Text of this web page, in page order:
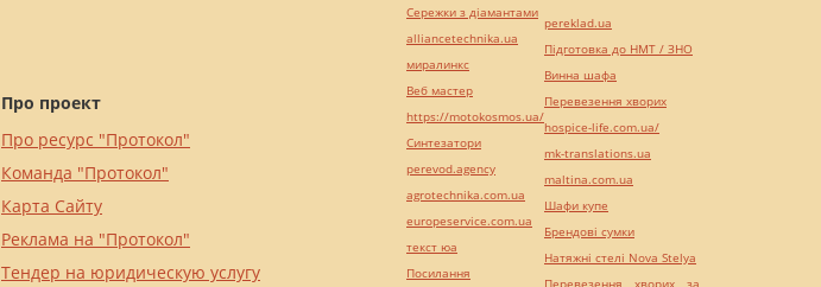
Про проект
Про ресурс "Протокол"
Команда "Протокол"
Карта Сайту
Реклама на "Протокол"
Тендер на юридическую услугу
Сережки з діамантами
alliancetechnika.ua
миралинкс
Веб мастер
https://motokosmos.ua/
Синтезатори
perevod.agency
agrotechnika.com.ua
europeservice.com.ua
текст юа
Посилання
pereklad.ua
Підготовка до НМТ / ЗНО
Винна шафа
Перевезення хворих
hospice-life.com.ua/
mk-translations.ua
maltina.com.ua
Шафи купе
Брендові сумки
Натяжні стелі Nova Stelya
Перевезення хворих за